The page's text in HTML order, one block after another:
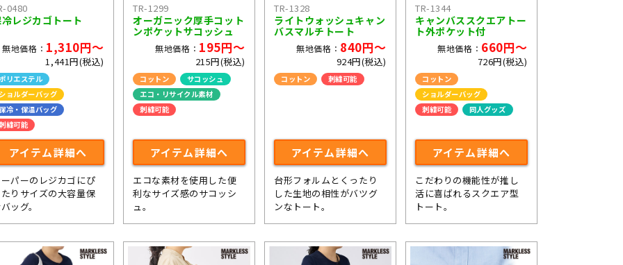
0480
レジカゴトート
無地価格： 1,310円～
1,441円(税込)
リエステル
ョルダーバッグ
冷・保温バッグ
繍可能
アイテム詳細へ
パーのレジカゴにぴ
りサイズの大容量保
ッグ。
TR-1299
オーガニック厚手コット
ンポケットサコッシュ
無地価格： 195円～
215円(税込)
コットン
サコッシュ
エコ・リサイクル素材
刺繍可能
アイテム詳細へ
エコな素材を使用した便
利なサイズ感のサコッシ
ュ。
TR-1328
ライトウォッシュキャン
バスマルチトート
無地価格： 840円～
924円(税込)
コットン 刺繍可能
アイテム詳細へ
台形フォルムとくったり
した生地の相性がバツグ
ンなトート。
TR-1344
キャンバススクエアトー
ト外ポケット付
無地価格： 660円～
726円(税込)
コットン
ショルダーバッグ
刺繍可能
同人グッズ
アイテム詳細へ
こだわりの機能性が推し
活に喜ばれるスクエア型
トート。